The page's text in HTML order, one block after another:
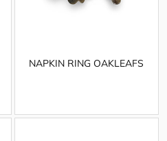
NAPKIN RING OAKLEAFS